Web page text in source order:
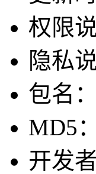
权限说
隐私
包名
MD5
开发